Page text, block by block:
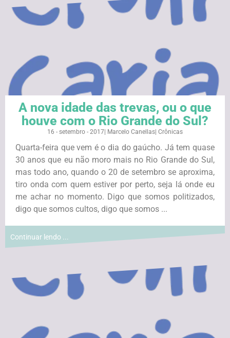
A nova idade das trevas, ou o que
houve com o Rio Grande do Sul?
16 - setembro - 2017 Marcelo Canellas Crônicas
Quarta-feira que vem é o dia do gaúcho. Já tem quase
30 anos que eu não moro mais no Rio Grande do Sul,
mas todo ano, quando o 20 de setembro se aproxima,
tiro onda com quem estiver por perto, seja lá onde eu
me achar no momento. Digo que somos politizados,
digo que somos cultos, digo que somos ...
Continuar lendo ...